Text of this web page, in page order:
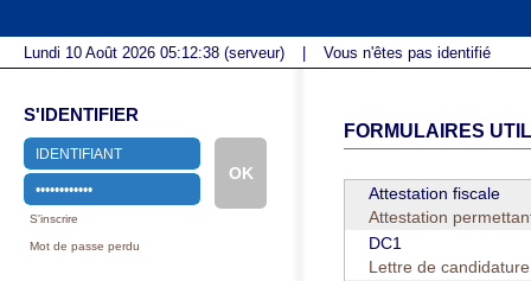
Lundi 10 Août 2026 05:12:38 (serveur) Vous n'êtes pas identifié
S'IDENTIFIER
S'inscrire
Mot de passe perdu
FORMULAIRES
Attestation fiscale
Attestation
DC1
Lettre de